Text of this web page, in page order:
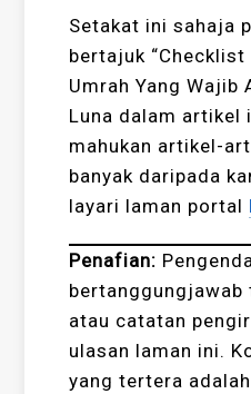
Setakat ini sahaja
bertajuk “Checklist
Umrah Yang Wajib
Luna dalam artikel
mahukan artikel-
banyak daripada
layari laman portal
Penafian:
bertanggungjawab
atau catatan
ulasan laman ini.
yang tertera